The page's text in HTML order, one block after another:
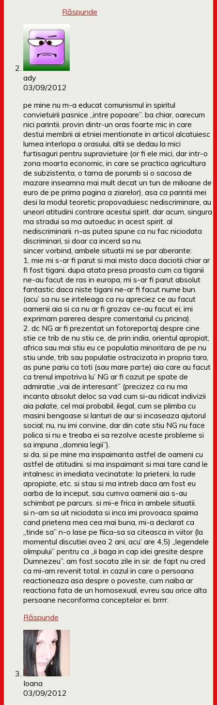
Răspunde
ady
03/09/2012
pe mine nu m-a educat comunismul in spiritul
convietuirii pasnice „intre popoare”. ba chiar, oarecum
nici parintii. provin dintr-un oras foarte mic in care
destui membrii ai etniei mentionate in articol alcatuiesc
lumea interlopa a orasului, altii se dedau la mici
furtisaguri pentru supravietuire (or fi ele mici, dar intr-o
zona moarta economic, in care se practica agricultura
de subzistenta, o tarna de porumb si o sacosa de
mazare inseamna mai mult decat un tun de milioane de
euro de pe prima pagina a ziarelor), asa ca parintii mei
desi la modul teoretic propovaduiesc nediscriminare, au
uneori atitudini contrare acestui spirit. dar acum, singura
ma stradui sa ma autoeduc in acest spirit. al
nediscriminarii. n-as putea spune ca nu fac niciodata
discriminari, si doar ca incerd sa nu.
sincer vorbind, ambele situatii mi se par aberante:
1. mie mi s-ar fi parut si mai misto daca daciotii chiar ar
fi fost tigani. dupa atata presa proasta cum ca tiganii
ne-au facut de ras in europa, mi s-ar fi parut absolut
fantastic daca niste tigani ne-ar fi facut nume bun.
(acu’ sa nu se inteleaga ca nu apreciez ce au facut
oamenii aia si ca nu ar fi grozav ce-au facut ei; imi
exprimam parerea despre comentariul cu pricina).
2. dc NG ar fi prezentat un fotoreportaj despre cine
stie ce trib de nu stiu ce, de prin india, orientul apropiat,
africa sau mai stiu eu ce populatia minoritara de pe nu
stiu unde, trib sau populatie ostracizata in propria tara,
as pune pariu ca toti (sau mare parte) aia care au facut
ca trenul impotriva lu’ NG ar fi cazut pe spate de
admiratie „vai de interesant” (precizez ca nu ma
incanta absolut deloc sa vad cum si-au ridicat indivizii
aia palate, cel mai probabil, ilegal, cum se plimba cu
masini bengoase si lanturi de aur si incaseaza ajutorul
social; nu, nu imi convine, dar din cate stiu NG nu face
polica si nu e treaba ei sa rezolve aceste probleme si
sa impuna „domnia legii”).
si da, si pe mine ma inspaimanta astfel de oameni cu
astfel de atitudini. si ma inspaimant si mai tare cand le
intalnesc in imediata vecinatate: la prieteni, la rude
apropiate, etc. si stau si ma intreb daca am fost eu
oarba de la inceput, sau cumva oamenii aia s-au
schimbat pe parcurs. si mi-e frica in ambele situatii.
si n-am sa uit niciodata si inca imi provoaca spaima
cand prietena mea cea mai buna, mi-a declarat ca
„tinde sa” n-o lase pe fiica-sa sa citeasca in viitor (la
momentul discutiei avea 2 ani, acu’ are 4,5) „legendele
olimpului” pentru ca „ii baga in cap idei gresite despre
Dumnezeu”. am fost socata zile in sir. de fapt nu cred
ca mi-am revenit total. in cazul in care o persoana
reactioneaza asa despre o poveste, cum naiba ar
reactiona fata de un homosexual, evreu sau orice alta
persoane neconforma conceptelor ei. brrrr.
Răspunde
Ioana
03/09/2012